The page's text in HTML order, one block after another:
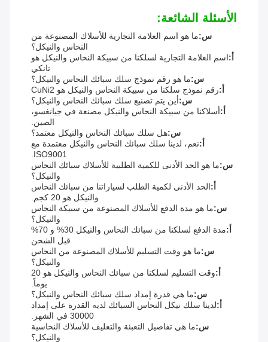
الأسئلة الشائعة:
س:ما هو اسم العلامة التجارية للأسلاك المصنوعة من
النحاس والنيكل؟
أ:اسم العلامة التجارية لسلكنا من سبيكة النحاس والنيكل هو
تانكي
س:ما هو رقم نموذج سلك سبائك النحاس والنيكل؟
أ:رقم نموذج سلكنا من سبيكة النحاس والنيكل هو CuNi2
س:أين يتم تصنيع سلك سبائك النحاس والنيكل؟
أ:أسلاكنا من سبيكة النحاس والنيكل مصنعة في جيانغسو،
الصين.
س:هل سلك سبائك النحاس والنيكل معتمد؟
أ:نعم، لدينا سلك سبائك النحاس والنيكل معتمدة مع
ISO9001.
س:ما هو الحد الأدنى للكمية الطلبية للأسلاك سبائك النحاس
والنيكل؟
أ:الحد الأدنى لكمية الطلب لسياراتنا من سبائك النحاس
والنيكل هو 20 كجم.
س:ما هو مدة الدفع للأسلاك المصنوعة من سبيكة النحاس
والنيكل؟
أ:
مدة الدفع لسلكنا من سبائك النحاس والنيكل 30% و 70%
قبل الشحن
س:ما هو وقت التسليم للأسلاك المصنوعة من النحاس
والنيكل؟
أ:
وقت التسليم لسلكنا من سبائك النحاس والنيكل هو 20
يوماً.
س:ما هي قدرة إمداد سلك سبائك النحاس والنيكل؟
أ:لدينا سلك نيكل النحاس السبائك لديه القدرة على إمداد
30000 في الشهر.
س:ما هي تفاصيل التعبئة والتغليف للأسلاك النحاسية
والنيكل؟